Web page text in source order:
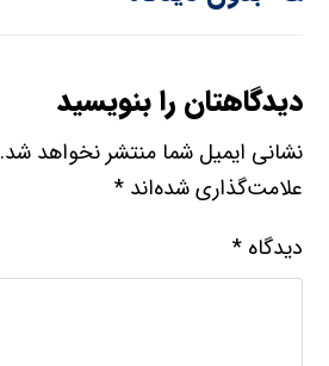
دیدگاهتان را بنویسید
نشانی ایمیل شما منتشر نخواهد شد.
علامت‌گذاری شده‌اند*
دیدگاه*